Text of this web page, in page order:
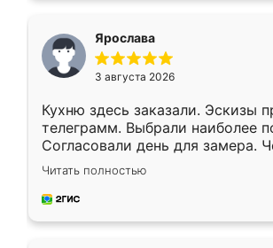
Ярослава
3 августа 2026
Кухню здесь заказали. Эскизы
телеграмм. Выбрали наиболее
Согласовали день для замера.
недели кухня была уже готова.
довольны работой. Спасибо
мебель за качественную работу!
Читать полностью